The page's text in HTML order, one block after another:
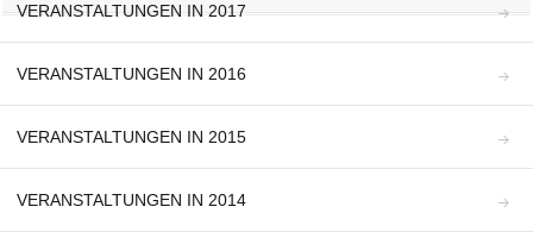
VERANSTALTUNGEN IN 2017
VERANSTALTUNGEN IN 2016
VERANSTALTUNGEN IN 2015
VERANSTALTUNGEN IN 2014